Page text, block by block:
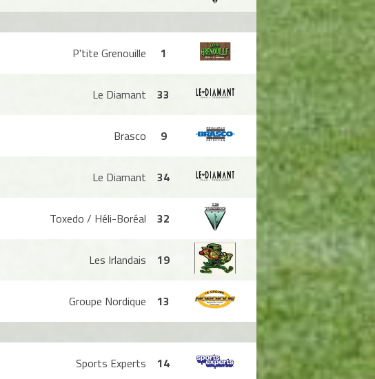
P'tite Grenouille 1
Le Diamant 33
Brasco 9
Le Diamant 34
Toxedo / Héli-Boréal 32
Les Irlandais 19
Groupe Nordique
13
Sports Experts 14